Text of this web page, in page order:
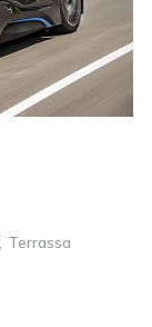
Terrassa